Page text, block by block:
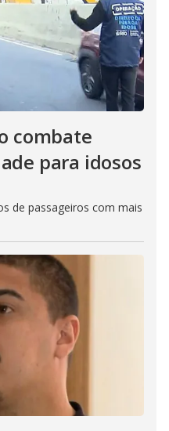
combate
para idosos
de passageiros com mais